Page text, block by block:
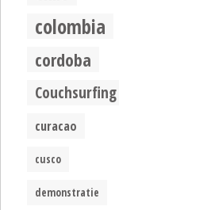
colombia
cordoba
Couchsurfing
curacao
cusco
demonstratie